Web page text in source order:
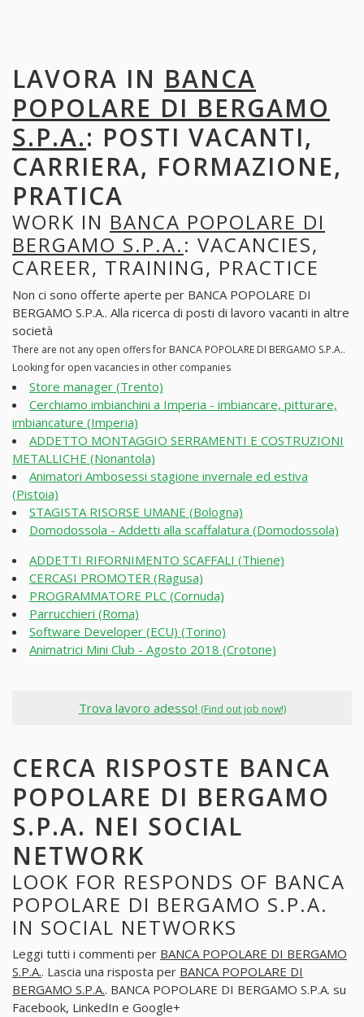
LAVORA IN BANCA
POPOLARE DI BERGAMO
S.P.A.: POSTI VACANTI,
CARRIERA, FORMAZIONE,
PRATICA
WORK IN BANCA POPOLARE DI
BERGAMO S.P.A.: VACANCIES,
CAREER, TRAINING, PRACTICE
Non ci sono offerte aperte per BANCA POPOLARE DI
BERGAMO S.P.A.. Alla ricerca di posti di lavoro vacanti in altre
società
There are not any open offers for BANCA POPOLARE DI BERGAMO S.P.A..
Looking for open vacancies in other companies
Store manager (Trento)
Cerchiamo imbianchini a Imperia - imbiancare, pitturare,
imbiancature (Imperia)
ADDETTO MONTAGGIO SERRAMENTI E COSTRUZIONI
METALLICHE (Nonantola)
Animatori Ambosessi stagione invernale ed estiva
(Pistoia)
STAGISTA RISORSE UMANE (Bologna)
Domodossola - Addetti alla scaffalatura (Domodossola)
ADDETTI RIFORNIMENTO SCAFFALI (Thiene)
CERCASI PROMOTER (Ragusa)
PROGRAMMATORE PLC (Cornuda)
Parrucchieri (Roma)
Software Developer (ECU) (Torino)
Animatrici Mini Club - Agosto 2018 (Crotone)
Trova lavoro adesso! (Find out job now!)
CERCA RISPOSTE BANCA
POPOLARE DI BERGAMO
S.P.A. NEI SOCIAL
NETWORK
LOOK FOR RESPONDS OF BANCA
POPOLARE DI BERGAMO S.P.A.
IN SOCIAL NETWORKS
Leggi tutti i commenti per BANCA POPOLARE DI BERGAMO
S.P.A.. Lascia una risposta per BANCA POPOLARE DI
BERGAMO S.P.A.. BANCA POPOLARE DI BERGAMO S.P.A. su
Facebook, LinkedIn e Google+